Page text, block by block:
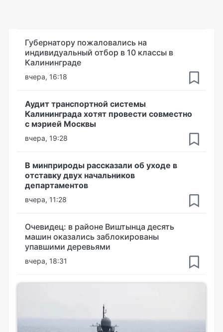
Губернатору пожаловались на
индивидуальный отбор в 10 классы в
Калининграде
вчера, 16:18
Аудит транспортной системы
Калининграда хотят провести совместно
с мэрией Москвы
вчера, 19:28
В минприроды рассказали об уходе в
отставку двух начальников
департаментов
вчера, 11:28
Очевидец: в районе Виштынца десять
машин оказались заблокированы
упавшими деревьями
вчера, 18:31